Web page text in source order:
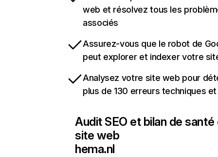
web et résolvez tous les
associés
Assurez-vous que le robot de
peut explorer et indexer votre
Analysez votre site web pour
plus de 130 erreurs techniques et
Audit SEO et bilan de santé
site web
hema.nl